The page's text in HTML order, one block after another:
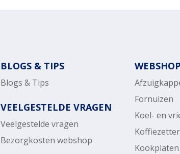
BLOGS & TIPS
Blogs & Tips
VEELGESTELDE VRAGEN
Veelgestelde vragen
Bezorgkosten webshop
Fornuizen
Koel- en
Kookplaten